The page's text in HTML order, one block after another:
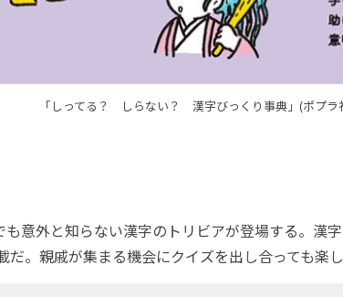
「しってる？ しらない？ 漢字びっくり事典」(ポプラ
意外と知らない漢字のトリビアが登場する。漢
だ。親戚が集まる機会にクイズを出し合っても楽し